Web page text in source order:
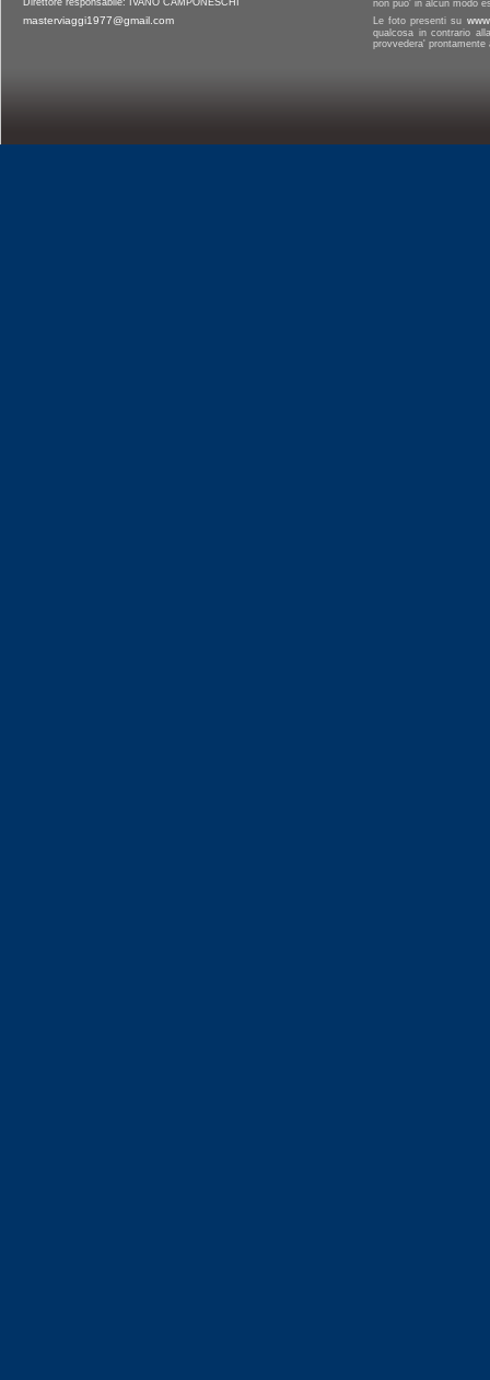
Direttore responsabile: IVANO CAMPONESCHI
masterviaggi1977@gmail.com
non puo' in alcun modo
Le foto presenti su
qualcosa in contrario
provvedera'